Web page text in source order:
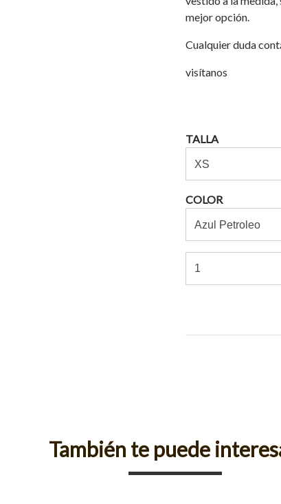
mejor opción.
Cualquier duda
visítanos
TALLA
COLOR
También te puede